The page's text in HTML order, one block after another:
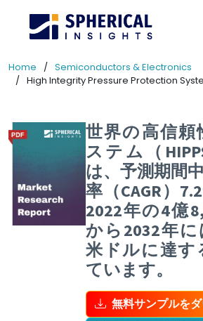
Home
Semiconductors & Electronics
High Integrity Pressure Protection
世界の高信頼
ステム（
は、予測期間
率（CAGR）
2022年の4億
から2032年
米ドルに達す
ています。
無料サンプルを